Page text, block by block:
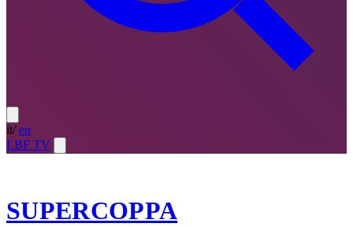
it/ en
LBF TV
SUPERCOPPA